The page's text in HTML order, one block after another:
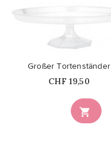

Großer Tortenständer
Price
CHF 19,50